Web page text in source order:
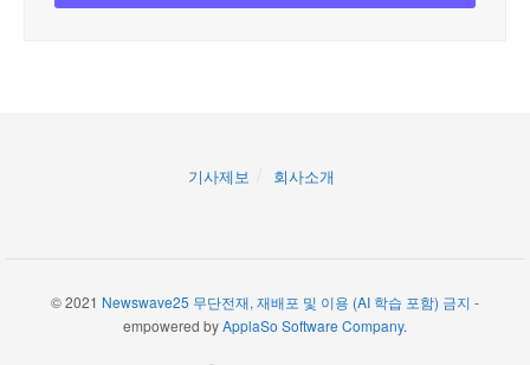
기사제보 회사소개
© 2021 Newswave25 무단전재, 재배포 및 이용 (AI 학습 포함) 금지 -
empowered byApplaSo Software Company.